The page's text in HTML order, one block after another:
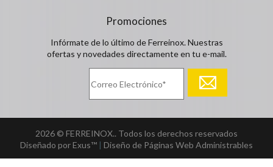
Promociones
Infórmate de lo último de Ferreinox. Nuestras
ofertas y novedades directamente en tu e-mail.
2026 © FERREINOX.. Todos los derechos reservados
Diseñado por Exus™ | Diseño de Páginas Web Administrables